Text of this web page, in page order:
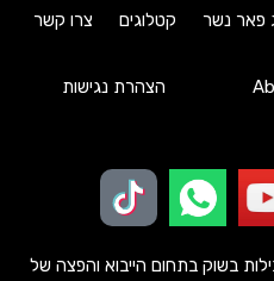
פאר נשר קטלוגים צרו קשר
הצהרת נגישות
בשוק בתחום הייבוא והפצה של